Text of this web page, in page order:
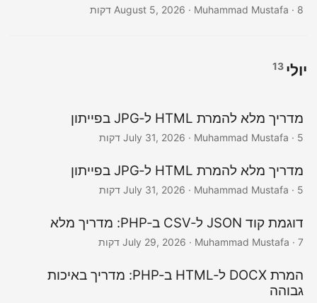
August 5, 2026 · Muhammad Mustafa · 8 דקות
יולי13
מדריך מלא להמרת HTML ל‑JPG בפייתון
July 31, 2026 · Muhammad Mustafa · 5 דקות
מדריך מלא להמרת HTML ל‑JPG בפייתון
July 31, 2026 · Muhammad Mustafa · 5 דקות
דוגמת קוד JSON ל‑CSV ב‑PHP: מדריך מלא
July 29, 2026 · Muhammad Mustafa · 7 דקות
המרת DOCX ל‑HTML ב‑PHP: מדריך באיכות
גבוהה